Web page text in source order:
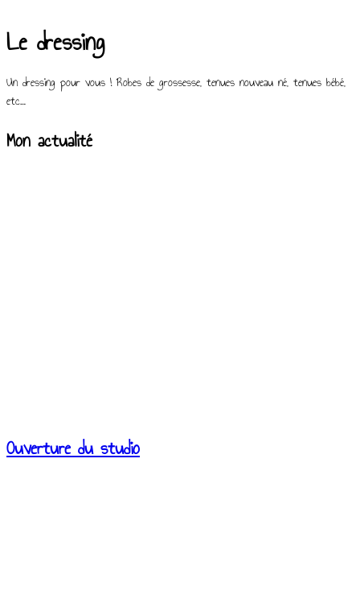
Le dressing
Un dressing pour vous ! Robes de grossesse, tenues nouveau né, tenues bébé,
etc…
Mon actualité
Ouverture du studio